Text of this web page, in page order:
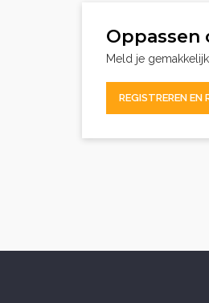
Meld je
REGISTREREN EN